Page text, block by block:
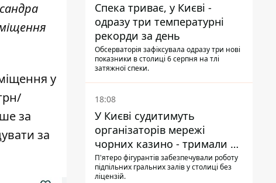
у
за
за
Спека триває, у Києві -
одразу три температурні
рекорди за день
Обсерваторія зафіксувала одразу три нові
показники в столиці 6 серпня на тлі
затяжної спеки.
18:08
У Києві судитимуть
організаторів мережі
чорних казино - тримали 39
закладів
П'ятеро фігурантів забезпечували роботу
підпільних гральних залів у столиці без
ліцензій.